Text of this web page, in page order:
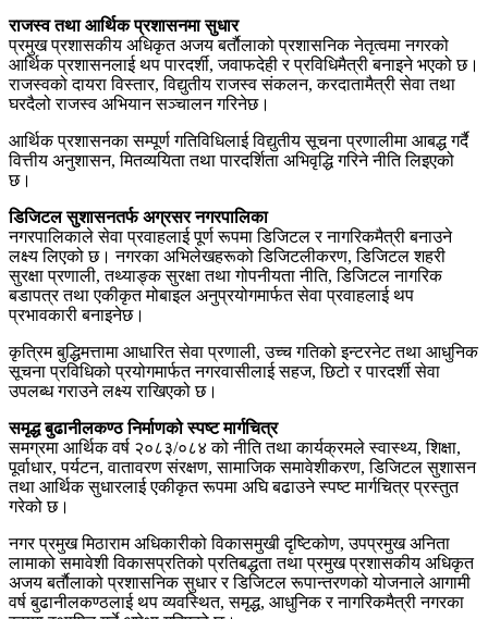
राजस्व तथा आर्थिक प्रशासनमा सुधार
प्रमुख प्रशासकीय अधिकृत अजय बर्ताैलाको प्रशासनिक नेतृत्वमा नगरको
आर्थिक प्रशासनलाई थप पारदर्शी, जवाफदेही र प्रविधिमैत्री बनाइने भएको छ।
राजस्वको दायरा विस्तार, विद्युतीय राजस्व संकलन, करदातामैत्री सेवा तथा
घरदैलो राजस्व अभियान सञ्चालन गरिनेछ।
आर्थिक प्रशासनका सम्पूर्ण गतिविधिलाई विद्युतीय सूचना प्रणालीमा आबद्ध गर्दै
वित्तीय अनुशासन, मितव्ययिता तथा पारदर्शिता अभिवृद्धि गरिने नीति लिइएको
छ।
डिजिटल सुशासनतर्फ अग्रसर नगरपालिका
नगरपालिकाले सेवा प्रवाहलाई पूर्ण रूपमा डिजिटल र नागरिकमैत्री बनाउने
लक्ष्य लिएको छ। नगरका अभिलेखहरूको डिजिटलीकरण, डिजिटल शहरी
सुरक्षा प्रणाली, तथ्याङ्क सुरक्षा तथा गोपनीयता नीति, डिजिटल नागरिक
बडापत्र तथा एकीकृत मोबाइल अनुप्रयोगमार्फत सेवा प्रवाहलाई थप
प्रभावकारी बनाइनेछ।
कृत्रिम बुद्धिमत्तामा आधारित सेवा प्रणाली, उच्च गतिको इन्टरनेट तथा आधुनिक
सूचना प्रविधिको प्रयोगमार्फत नगरवासीलाई सहज, छिटो र पारदर्शी सेवा
उपलब्ध गराउने लक्ष्य राखिएको छ।
समृद्ध बुढानीलकण्ठ निर्माणको स्पष्ट मार्गचित्र
समग्रमा आर्थिक वर्ष २०८३/०८४ को नीति तथा कार्यक्रमले स्वास्थ्य, शिक्षा,
पूर्वाधार, पर्यटन, वातावरण संरक्षण, सामाजिक समावेशीकरण, डिजिटल सुशासन
तथा आर्थिक सुधारलाई एकीकृत रूपमा अघि बढाउने स्पष्ट मार्गचित्र प्रस्तुत
गरेको छ।
नगर प्रमुख मिठाराम अधिकारीको विकासमुखी दृष्टिकोण, उपप्रमुख अनिता
लामाको समावेशी विकासप्रतिको प्रतिबद्धता तथा प्रमुख प्रशासकीय अधिकृत
अजय बर्ताैलाको प्रशासनिक सुधार र डिजिटल रूपान्तरणको योजनाले आगामी
वर्ष बुढानीलकण्ठलाई थप व्यवस्थित, समृद्ध, आधुनिक र नागरिकमैत्री नगरका